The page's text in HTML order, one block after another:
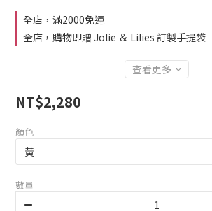
全店，滿2000免運
全店，購物即贈 Jolie ＆ Lilies 訂製手提袋
查看更多
NT$2,280
顏色
數量